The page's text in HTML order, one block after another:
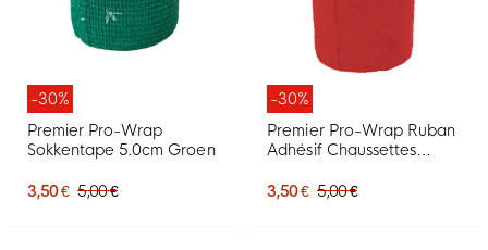
-30%
Premier Pro-Wrap
Sokkentape 5.0cm Groen
3,50 € 5,00 €
-30%
Premier Pro-Wrap Ruban
Adhésif Chaussettes
3,50 € 5,00 €